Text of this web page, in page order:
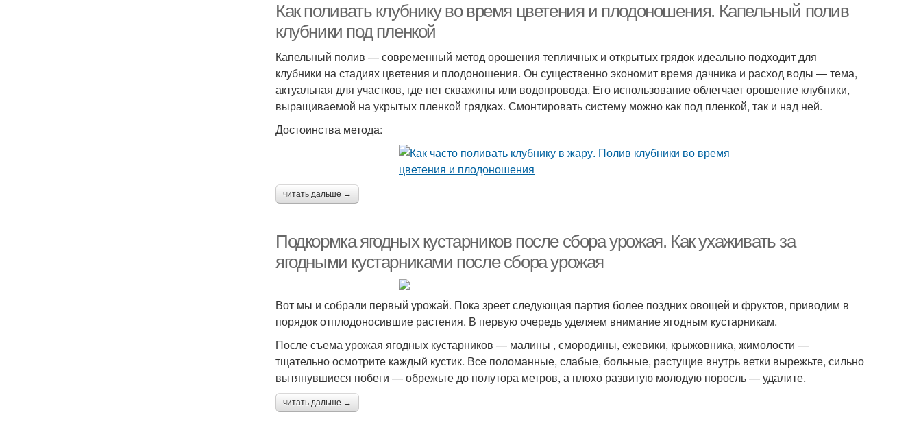
Как поливать клубнику во время цветения и плодоношения. Капельный полив
клубники под пленкой
Капельный полив — современный метод орошения тепличных и открытых грядок идеально подходит для
клубники на стадиях цветения и плодоношения. Он существенно экономит время дачника и расход воды — тема,
актуальная для участков, где нет скважины или водопровода. Его использование облегчает орошение клубники,
выращиваемой на укрытых пленкой грядках. Смонтировать систему можно как под пленкой, так и над ней.
Достоинства метода:
читать дальше →
Подкормка ягодных кустарников после сбора урожая. Как ухаживать за
ягодными кустарниками после сбора урожая
Вот мы и собрали первый урожай. Пока зреет следующая партия более поздних овощей и фруктов, приводим в
порядок отплодоносившие растения. В первую очередь уделяем внимание ягодным кустарникам.
После съема урожая ягодных кустарников — малины , смородины, ежевики, крыжовника, жимолости —
тщательно осмотрите каждый кустик. Все поломанные, слабые, больные, растущие внутрь ветки вырежьте, сильно
вытянувшиеся побеги — обрежьте до полутора метров, а плохо развитую молодую поросль — удалите.
читать дальше →